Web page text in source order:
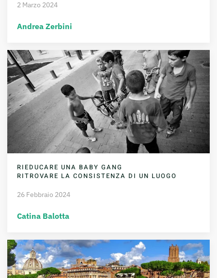
2 Marzo 2024
Andrea Zerbini
RIEDUCARE UNA BABY GANG
RITROVARE LA CONSISTENZA DI UN LUOGO
26 Febbraio 2024
Catina Balotta